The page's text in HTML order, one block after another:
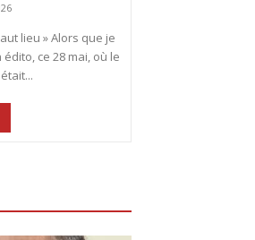
lieu » Alors que je
ce 28 mai, où le